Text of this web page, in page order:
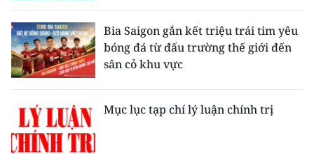
Bia Saigon gắn kết triệu trái tim yêu
bóng đá từ đấu trường thế giới đến
sân cỏ khu vực
Mục lục tạp chí lý luận chính trị